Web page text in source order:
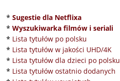
* Sugestie dla Netflixa
* Wyszukiwarka filmów i seriali
* Lista tytułów po polsku
* Lista tytułów w jakości UHD/4K
* Lista tytułów dla dzieci po polsku
* Lista tytułów ostatnio dodanych